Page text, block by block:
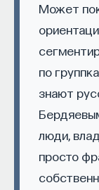
Может
по
знают
люди,
просто
НАПИСАТЬ
НАД
им.
опыт
творчеством,
отношений
групп и
и правом, то
между
реальностью
веке, это